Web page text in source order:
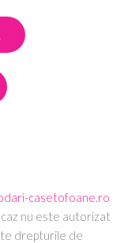
casetofoane.ro
nu este autorizat
drepturile de